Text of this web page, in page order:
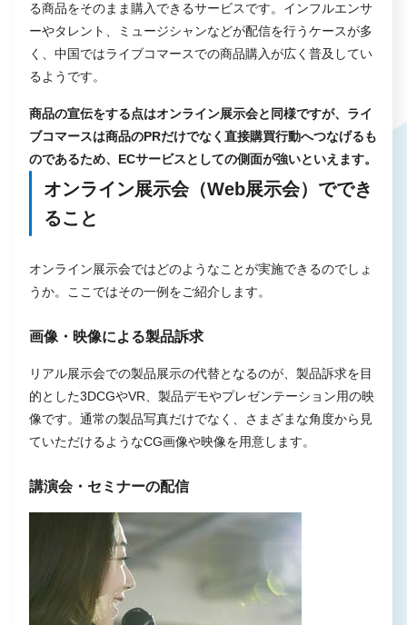
る商品をそのまま購入できるサービスです。インフルエンサ
ーやタレント、ミュージシャンなどが配信を行うケースが多
く、中国ではライブコマースでの商品購入が広く普及してい
るようです。
商品の宣伝をする点はオンライン展示会と同様ですが、ライ
ブコマースは商品のPRだけでなく直接購買行動へつなげるも
のであるため、ECサービスとしての側面が強いといえます。
オンライン展示会（Web展示会）ででき
ること
オンライン展示会ではどのようなことが実施できるのでしょ
うか。ここではその一例をご紹介します。
画像・映像による製品訴求
リアル展示会での製品展示の代替となるのが、製品訴求を目
的とした3DCGやVR、製品デモやプレゼンテーション用の映
像です。通常の製品写真だけでなく、さまざまな角度から見
ていただけるようなCG画像や映像を用意します。
講演会・セミナーの配信